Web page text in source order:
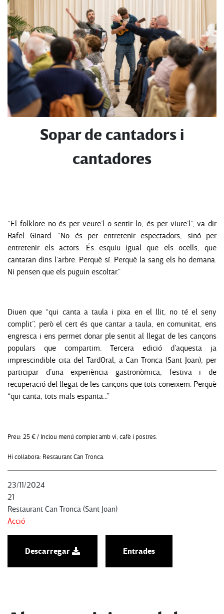
Sopar de cantadors i
cantadores
“El folklore no és per veure’l o sentir-lo, és per viure’l”, va dir
Rafel Ginard. “No és per entretenir espectadors, sinó per
entretenir els actors. És esquiu igual que els ocells, que
cantaran dins l’arbre. Perquè sí. Perquè la sang els ho demana.
Ni pensen que els puguin escoltar.”
Diuen que “qui canta a taula i pixa en el llit, no té el seny
complit”, però el cert és que cantar a taula, en comunitat, ens
engresca i ens permet donar ple sentit al llegat de les cançons
populars que compartim. Tercera edició d’aquesta ja
imprescindible cita del TardOral, aCan Tronca (Sant Joan), per
participar d’una experiència gastronòmica, festiva i de
recuperació del llegat de les cançons que tots coneixem. Perquè
“qui canta, tots mals espanta...”
Preu: 25 € / Inclou menú complet amb vi, cafè i postres.
Hi col·labora: Restaurant Can Tronca.
23/11/2024
21
Restaurant Can Tronca (Sant Joan)
Acció
Descarregar Entrades